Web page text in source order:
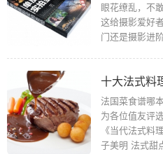
眼花缭乱，不
这给摄影爱好
门还是摄影进
十大法式料
法国菜食谱哪
为各位值友评
《当代法式料
子美明 法式甜